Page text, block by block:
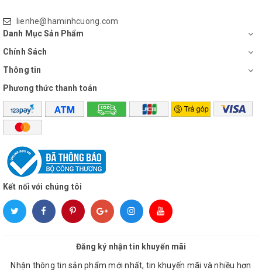
lienhe@haminhcuong.com
Danh Mục Sản Phẩm
Chính Sách
Thông tin
Phương thức thanh toán
Kết nối với chúng tôi
Đăng ký nhận tin khuyến mãi
Nhận thông tin sản phẩm mới nhất, tin khuyến mãi và nhiều hơn